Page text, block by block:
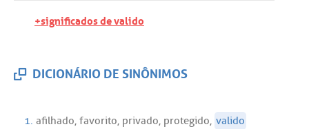
+significados de valido
DICIONÁRIO DE SINÔNIMOS
1. afilhado, favorito, privado, protegido, valido